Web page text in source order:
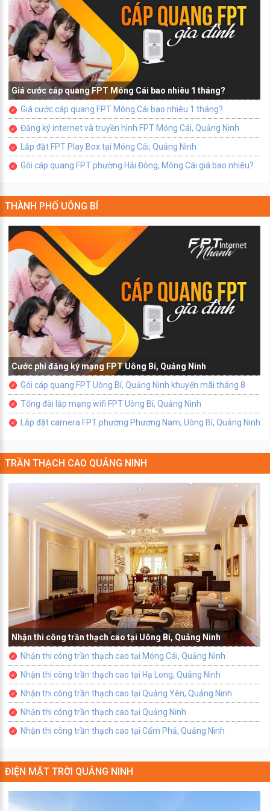
Giá cước cáp quang FPT Móng Cái bao nhiêu 1 tháng?
Giá cước cáp quang FPT Móng Cái bao nhiêu 1 tháng?
Đăng ký internet và truyền hình FPT Móng Cái, Quảng Ninh
Lắp đặt FPT Play Box tại Móng Cái, Quảng Ninh
Gói cáp quang FPT phường Hải Đông, Móng Cái giá bao nhiêu?
THÀNH PHỐ UÔNG BÍ
Cước phí đăng ký mạng FPT Uông Bí, Quảng Ninh
Gói cáp quang FPT Uông Bí, Quảng Ninh khuyến mãi tháng 8
Tổng đài lắp mạng wifi FPT Uông Bí, Quảng Ninh
Lắp đặt camera FPT phường Phương Nam, Uông Bí, Quảng Ninh
TRẦN THẠCH CAO QUẢNG NINH
Nhận thi công trần thạch cao tại Uông Bí, Quảng Ninh
Nhận thi công trần thạch cao tại Móng Cái, Quảng Ninh
Nhận thi công trần thạch cao tại Hạ Long, Quảng Ninh
Nhận thi công trần thạch cao tại Quảng Yên, Quảng Ninh
Nhận thi công trần thạch cao tại Quảng Ninh
Nhận thi công trần thạch cao tại Cẩm Phả, Quảng Ninh
ĐIỆN MẶT TRỜI QUẢNG NINH